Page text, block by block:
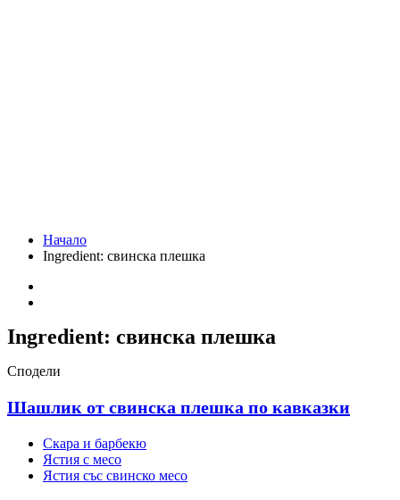
Начало
Ingredient: свинска плешка
Ingredient: свинска плешка
Сподели
Шашлик от свинска плешка по кавказки
Скара и барбекю
Ястия с месо
Ястия със свинско месо